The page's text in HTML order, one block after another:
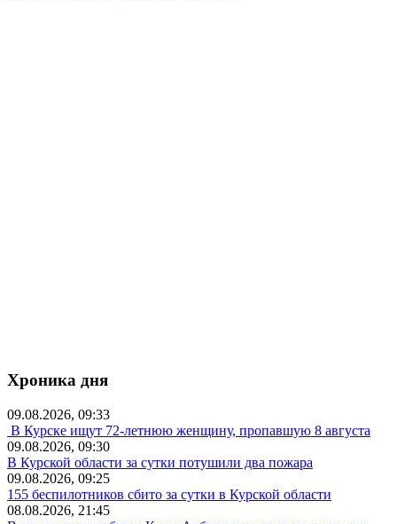
Хроника дня
09.08.2026, 09:33
В Курске ищут 72-летнюю женщину, пропавшую 8 августа
09.08.2026, 09:30
В Курской области за сутки потушили два пожара
09.08.2026, 09:25
155 беспилотников сбито за сутки в Курской области
08.08.2026, 21:45